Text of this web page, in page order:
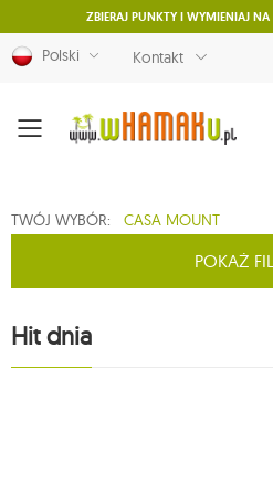
ZBIERAJ PUNKTY I WYMIENIAJ
Polski Kontakt
Menu
TWÓJ WYBÓR: CASA MOUNT
POKAŻ
Hit dnia